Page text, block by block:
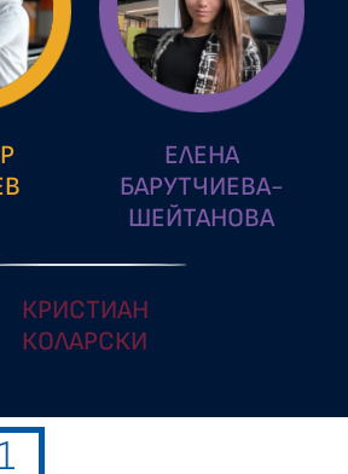
ЕЛЕНА
БАРУТЧИЕВА-
ШЕЙТАНОВА
КРИСТИАН
КОЛАРСКИ